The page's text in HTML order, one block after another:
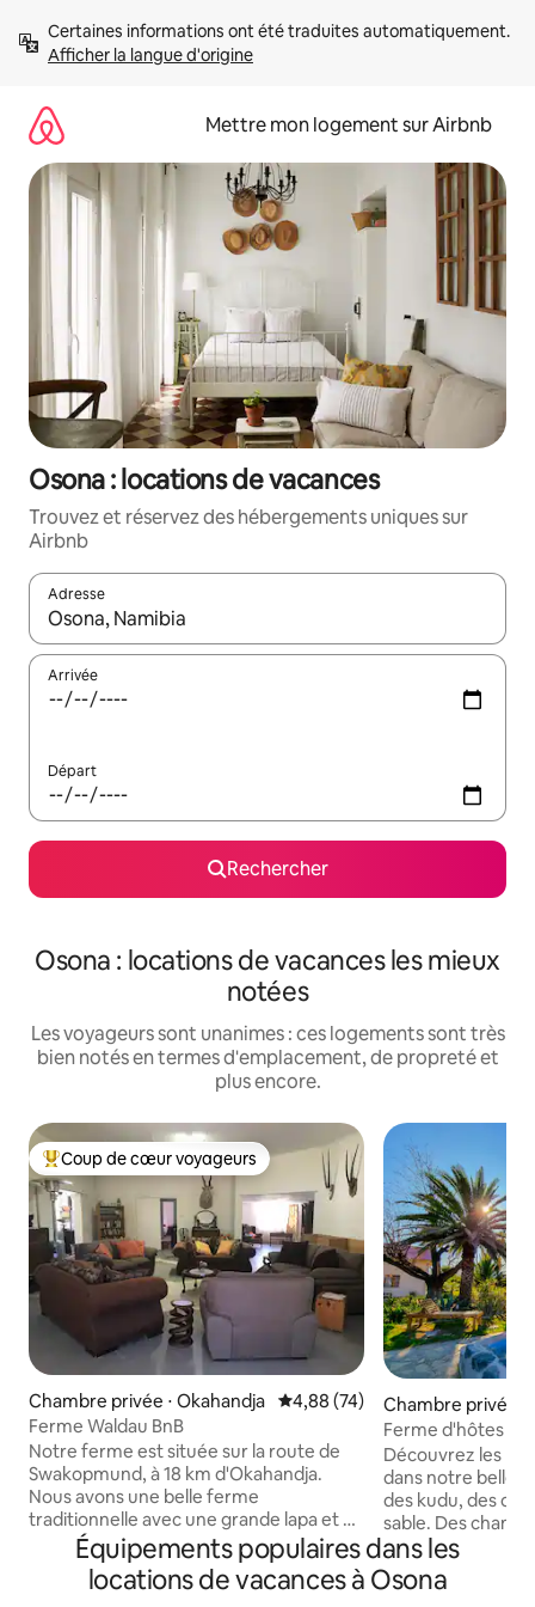
directement
Afficher la langue d'origine
Mettre mon logement sur Airbnb
Osona : locations de vacances
Trouvez et réservez des hébergements uniques sur
Airbnb
Adresse
Lorsque les résultats s'affichent, utilisez les flèches vers le
Arrivée
Départ
Rechercher
Osona : locations de vacances les mieux
notées
Les voyageurs sont unanimes : ces logements sont très
bien notés en termes d'emplacement, de propreté et
plus encore.
Coups de cœur voyageurs les plus appréciés
Coup de cœur voyageurs
Chambre privée ⋅ Okahandja Évaluation moyenne sur la
4,88 (74)
Ferme Waldau BnB
Notre ferme est située sur la route de
Swakopmund, à 18 km d'Okahandja.
Nous avons une belle ferme
traditionnelle avec une grande lapa et un
bar extérieur confortable. Vous pourrez
profiter de l'environnement tranquille et
du gibier à la ferme, certains des plus
Chambre privée
a Region
Ferme d'hôtes
Découvrez les
dans notre belle
des kudu, des
sable. Des
donnent sur le
vous au bord de
de délicieux
Équipements populaires dans les
locations de vacances à Osona